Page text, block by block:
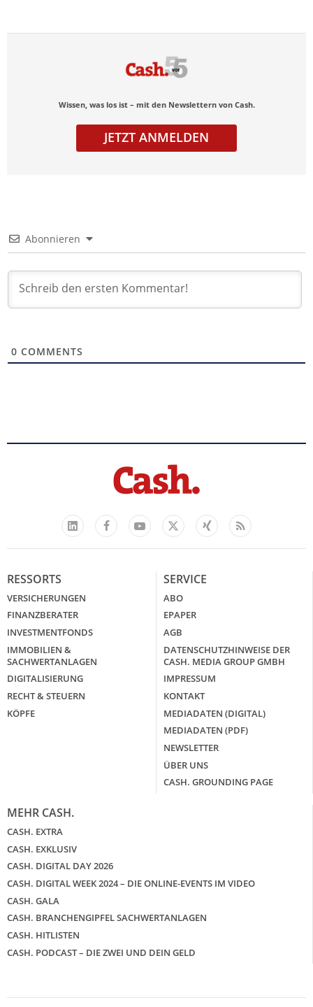
Wissen, was los ist – mit den Newslettern von Cash.
JETZT ANMELDEN
Abonnieren
0 COMMENTS
LinkedIn
FacebookYouTube
X
Xing Feed
RESSORTS
VERSICHERUNGEN
FINANZBERATER
INVESTMENTFONDS
IMMOBILIEN &
SACHWERTANLAGEN
DIGITALISIERUNG
RECHT & STEUERN
KÖPFE
SERVICE
ABO
EPAPER
AGB
DATENSCHUTZHINWEISE DER
CASH. MEDIA GROUP GMBH
IMPRESSUM
KONTAKT
MEDIADATEN (DIGITAL)
MEDIADATEN (PDF)
NEWSLETTER
ÜBER UNS
CASH. GROUNDING PAGE
MEHR CASH.
CASH. EXTRA
CASH. EXKLUSIV
CASH. DIGITAL DAY 2026
CASH. DIGITAL WEEK 2024 – DIE ONLINE-EVENTS IM VIDEO
CASH. GALA
CASH. BRANCHENGIPFEL SACHWERTANLAGEN
CASH. HITLISTEN
CASH. PODCAST – DIE ZWEI UND DEIN GELD